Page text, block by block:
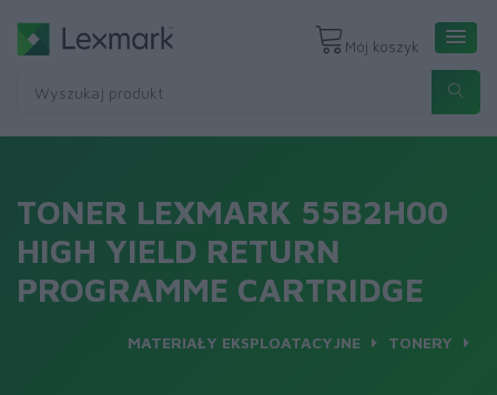
Mój koszyk
TONER LEXMARK 55B2H00
HIGH YIELD RETURN
PROGRAMME CARTRIDGE
MATERIAŁY EKSPLOATACYJNE TONERY